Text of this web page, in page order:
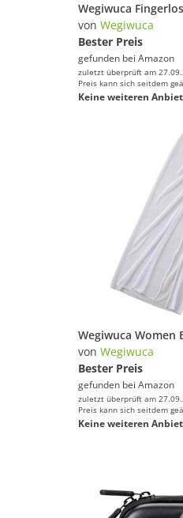
von Wegiwuca
Bester Preis
gefunden bei Amazon
zuletzt überprüft am
Preis kann sich seitdem
Keine weiteren
von Wegiwuca
Bester Preis
gefunden bei Amazon
zuletzt überprüft am
Preis kann sich seitdem
Keine weiteren